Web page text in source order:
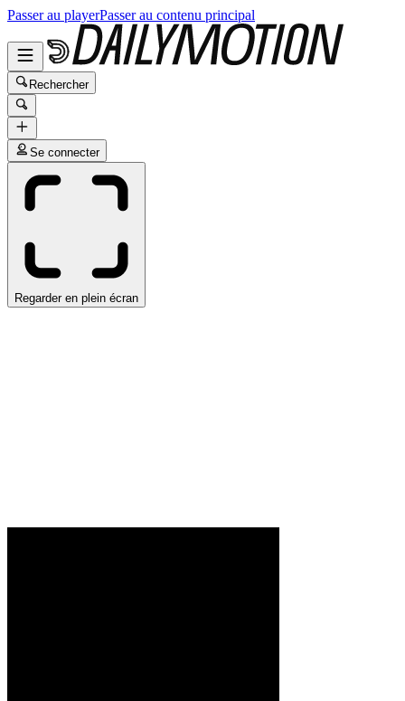
Passer au playerPasser au contenu principal
Rechercher
Se connecter
Regarder en plein écran